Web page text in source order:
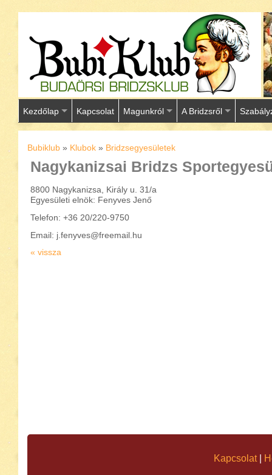
Kezdőlap Kapcsolat Magunkról A Bridzsről
Bubiklub » Klubok » Bridzsegyesületek
Nagykanizsai Bridzs
8800 Nagykanizsa, Király u. 31/a
Egyesületi elnök: Fenyves Jenő
Telefon: +36 20/220-9750
Email: j.fenyves@freemail.hu
« vissza
Kapcsolat|